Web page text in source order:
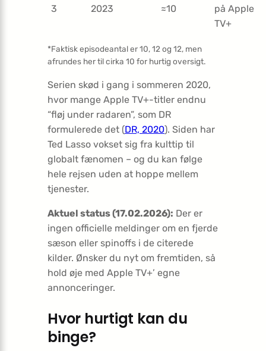
3 2023 ≈10
på Apple
TV+
*Faktisk episodeantal er 10, 12 og 12, men
afrundes her til cirka 10 for hurtig oversigt.
Serien skød i gang i sommeren 2020,
hvor mange Apple TV+-titler endnu
“fløj under radaren”, som DR
formulerede det (DR, 2020). Siden har
Ted Lasso vokset sig fra kulttip til
globalt fænomen – og du kan følge
hele rejsen uden at hoppe mellem
tjenester.
Aktuel status (17.02.2026): Der er
ingen officielle meldinger om en fjerde
sæson eller spinoffs i de citerede
kilder. Ønsker du nyt om fremtiden, så
hold øje med Apple TV+’ egne
annonceringer.
Hvor hurtigt kan du
binge?